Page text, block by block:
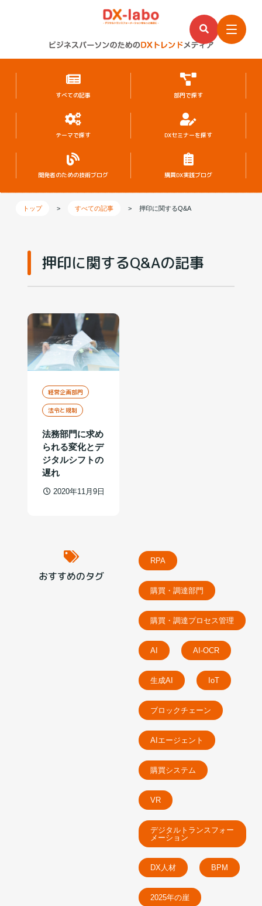
すべての記事 部門で探す
テーマで探す DXセミナーを探す
開発者のための技術ブログ 購買DX実践ブログ
トップ > すべての記事 > 押印に関するQ&A
押印に関するQ&Aの記事
経営企画部門
法令と規制
法務部門に求め
られる変化とデ
ジタルシフトの
遅れ
2020年11月9日
おすすめのタグ
RPA
購買・調達部門
購買・調達プロセス管理
AI AI-OCR
生成AI IoT
ブロックチェーン
AIエージェント
購買システム
VR
デジタルトランスフォー
メーション
DX人材 BPM
2025年の崖